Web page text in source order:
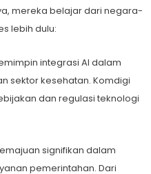
mereka belajar dari negara-
lebih dulu:
integrasi AI dalam
sektor kesehatan. Komdigi
dan regulasi teknologi
signifikan dalam
pemerintahan. Dari